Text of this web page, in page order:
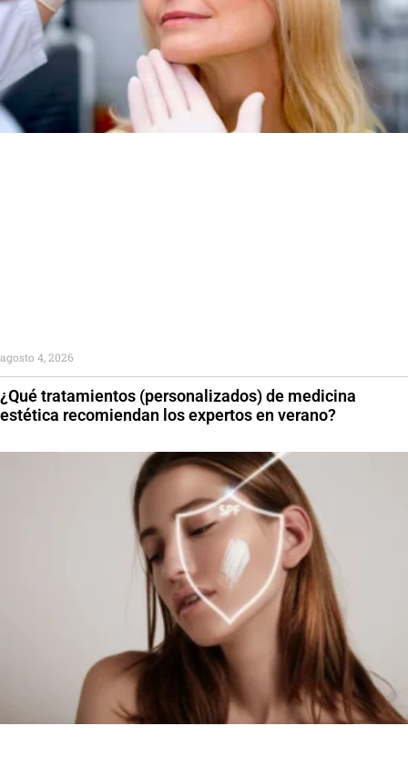
¿Qué tratamientos (personalizados) de medicina
estética recomiendan los expertos en verano?
agosto 4, 2026